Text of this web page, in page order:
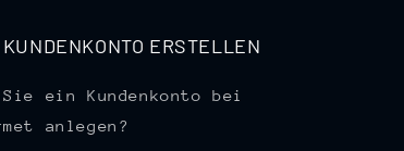
ERSTELLEN
Sie ein Kundenkonto bei
anlegen?